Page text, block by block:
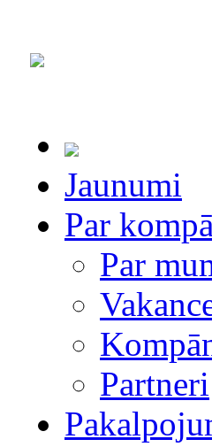
Jaunumi
Par
Par
Partneri